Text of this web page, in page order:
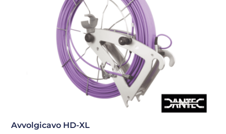
Avvolgicavo HD-XL